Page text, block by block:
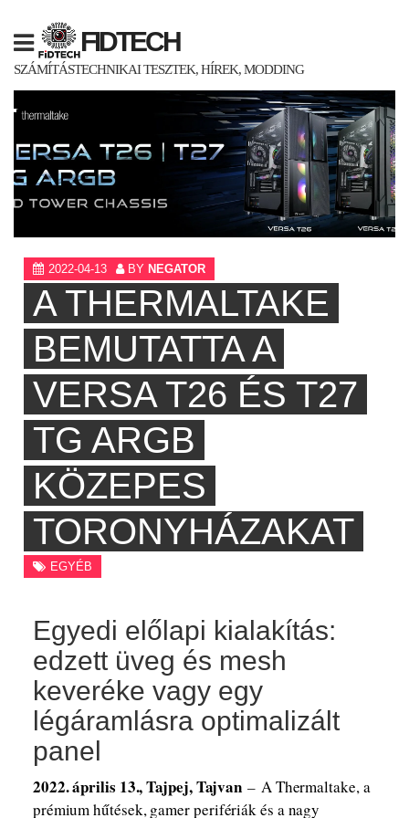
content
FIDTECH
SZÁMÍTÁSTECHNIKAI TESZTEK, HÍREK, MODDING
2022-04-13 BY NEGATOR
A THERMALTAKE
BEMUTATTA A
VERSA T26 ÉS T27
TG ARGB
KÖZEPES
TORONYHÁZAKAT
EGYÉB
Egyedi előlapi kialakítás:
edzett üveg és mesh
keveréke vagy egy
légáramlásra optimalizált
panel
2022. április 13., Tajpej, Tajvan –A Thermaltake, a
prémium hűtések, gamer perifériák és a nagy